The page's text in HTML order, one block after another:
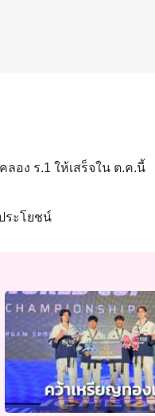
ลอง ร.1 ให้เสร็จใน ต.ค.นี้
ระโยชน์